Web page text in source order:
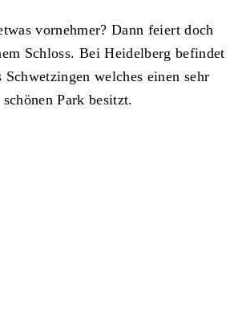
vornehmer? Dann feiert doch
Schloss. Bei Heidelberg befindet
Schwetzingen welches einen sehr
schönen Park besitzt.